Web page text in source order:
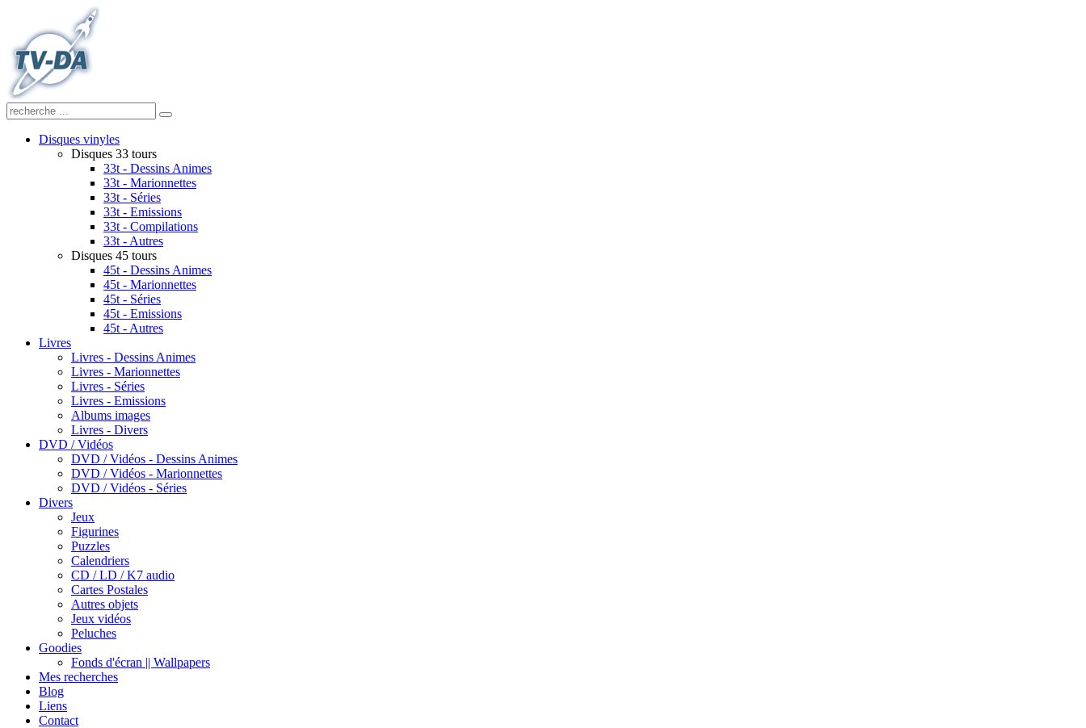
Disques vinyles
Disques 33 tours
33t - Dessins Animes
33t - Marionnettes
33t - Séries
33t - Emissions
33t - Compilations
33t - Autres
Disques 45 tours
45t - Dessins Animes
45t - Marionnettes
45t - Séries
45t - Emissions
45t - Autres
Livres
Livres - Dessins Animes
Livres - Marionnettes
Livres - Séries
Livres - Emissions
Albums images
Livres - Divers
DVD / Vidéos
DVD / Vidéos - Dessins Animes
DVD / Vidéos - Marionnettes
DVD / Vidéos - Séries
Divers
Jeux
Figurines
Puzzles
Calendriers
CD / LD / K7 audio
Cartes Postales
Autres objets
Jeux vidéos
Peluches
Goodies
Fonds d'écran || Wallpapers
Mes recherches
Blog
Liens
Contact